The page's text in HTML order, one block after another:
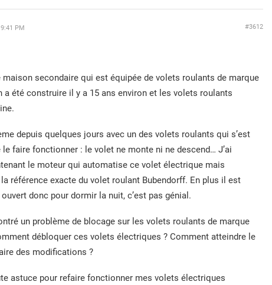
PM #3612
maison secondaire qui est équipée de volets roulants de marque
a été construire il y a 15 ans environ et les volets roulants
depuis quelques jours avec un des volets roulants qui s’est
faire fonctionner : le volet ne monte ni ne descend… J’ai
le moteur qui automatise ce volet électrique mais
référence exacte du volet roulant Bubendorff. En plus il est
donc pour dormir la nuit, c’est pas génial.
un problème de blocage sur les volets roulants de marque
débloquer ces volets électriques ? Comment atteindre le
des modifications ?
astuce pour refaire fonctionner mes volets électriques